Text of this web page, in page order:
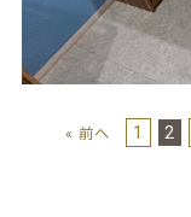
« 前へ 1 2